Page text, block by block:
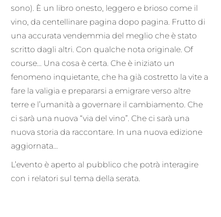
sono). È un libro onesto, leggero e brioso come il
vino, da centellinare pagina dopo pagina. Frutto di
una accurata vendemmia del meglio che è stato
scritto dagli altri. Con qualche nota originale. Of
course… Una cosa è certa. Che è iniziato un
fenomeno inquietante, che ha già costretto la vite a
fare la valigia e prepararsi a emigrare verso altre
terre e l’umanità a governare il cambiamento. Che
ci sarà una nuova “via del vino”. Che ci sarà una
nuova storia da raccontare. In una nuova edizione
aggiornata…
L’evento è aperto al pubblico che potrà interagire
con i relatori sul tema della serata.